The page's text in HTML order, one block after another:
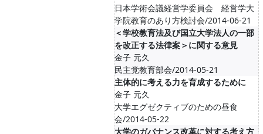
日本学術会議経営学委員会 経営学大
学院教育のあり方検討会/2014-06-21
＜学校教育法及び国立大学法人の一部
を改正する法律案＞に関する意見
金子 元久
民主党教育部会/2014-05-21
主体的に考える力を育成するために
金子 元久
大学エグゼクティブのための昼食
会/2014-05-22
大学のガバナンス改革に対する考え方